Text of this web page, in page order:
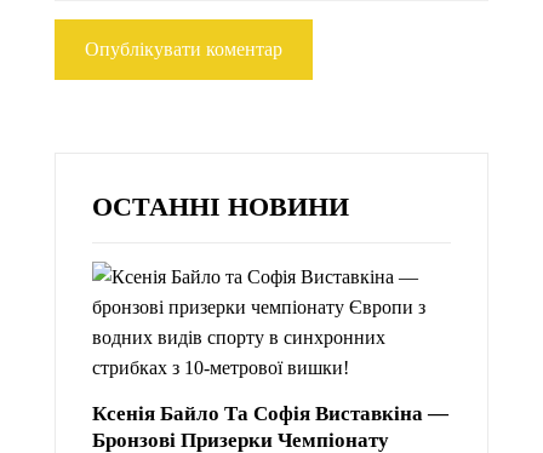
ОСТАННІ НОВИНИ
Ксенія Байло Та Софія Виставкіна —
Бронзові Призерки Чемпіонату